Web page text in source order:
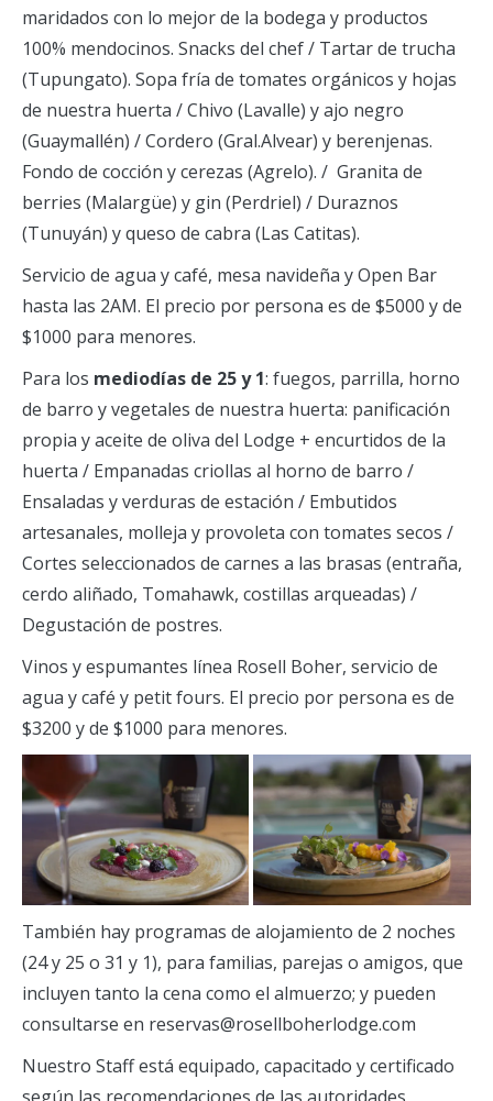
maridados con lo mejor de la bodega y productos
100% mendocinos. Snacks del chef / Tartar de trucha
(Tupungato). Sopa fría de tomates orgánicos y hojas
de nuestra huerta / Chivo (Lavalle) y ajo negro
(Guaymallén) / Cordero (Gral.Alvear) y berenjenas.
Fondo de cocción y cerezas (Agrelo). / Granita de
berries (Malargüe) y gin (Perdriel) / Duraznos
(Tunuyán) y queso de cabra (Las Catitas).
Servicio de agua y café, mesa navideña y Open Bar
hasta las 2AM. El precio por persona es de $5000 y de
$1000 para menores.
Para los mediodías de 25 y 1: fuegos, parrilla, horno
de barro y vegetales de nuestra huerta: panificación
propia y aceite de oliva del Lodge + encurtidos de la
huerta / Empanadas criollas al horno de barro /
Ensaladas y verduras de estación / Embutidos
artesanales, molleja y provoleta con tomates secos /
Cortes seleccionados de carnes a las brasas (entraña,
cerdo aliñado, Tomahawk, costillas arqueadas) /
Degustación de postres.
Vinos y espumantes línea Rosell Boher, servicio de
agua y café y petit fours. El precio por persona es de
$3200 y de $1000 para menores.
También hay programas de alojamiento de 2 noches
(24 y 25 o 31 y 1), para familias, parejas o amigos, que
incluyen tanto la cena como el almuerzo; y pueden
consultarse en reservas@rosellboherlodge.com
Nuestro Staff está equipado, capacitado y certificado